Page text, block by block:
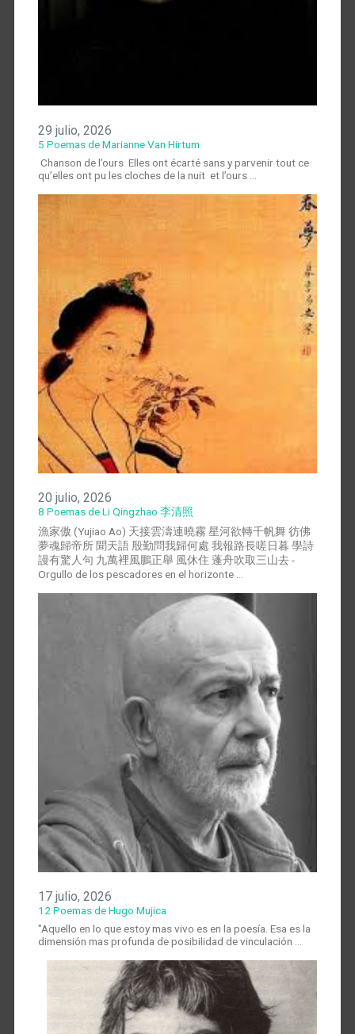
29 julio, 2026
5 Poemas de Marianne Van Hirtum
Chanson de l’ours Elles ont écarté sans y parvenir tout ce
qu’elles ont pu les cloches de la nuit et l’ours …
20 julio, 2026
8 Poemas de Li Qingzhao 李清照
漁家傲 (Yujiao Ao) 天接雲濤連曉霧 星河欲轉千帆舞 彷佛
夢魂歸帝所 聞天語 殷勤問我歸何處 我報路長嗟日暮 學詩
謾有驚人句 九萬裡風鵬正舉 風休住 蓬舟吹取三山去 -
Orgullo de los pescadores en el horizonte …
17 julio, 2026
12 Poemas de Hugo Mujica
"Aquello en lo que estoy mas vivo es en la poesía. Esa es la
dimensión mas profunda de posibilidad de vinculación …